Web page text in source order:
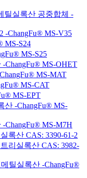
틸실록산 공중합체 -
-ChangFu® MS-V35
MS-S24
MS-S25
ChangFu® MS-OHET
MS-MAT
MS-CAT
MS-EPT
산 -ChangFu® MS-
ChangFu® MS-M7H
록산 CAS: 3390-61-2
리실록산 CAS: 3982-
틸실록산 -ChangFu®